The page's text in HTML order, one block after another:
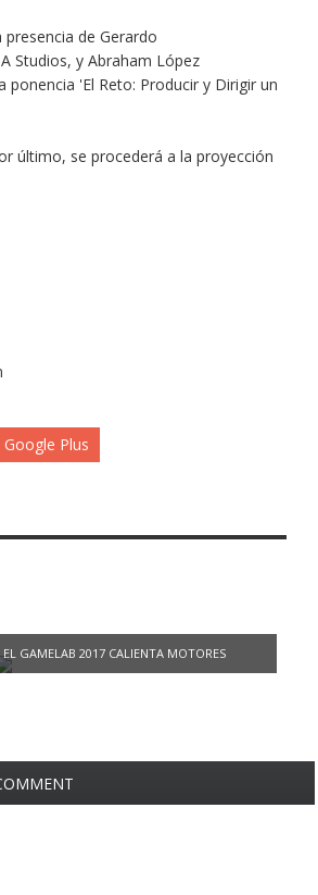
de Gerardo
Studios, y Abraham López
'El Reto: Producir y Dirigir un
último, se procederá a la proyección
Plus
EL GAMELAB 2017 CALIENTA MOTORES